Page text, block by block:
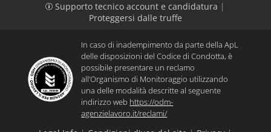
p Supporto tecnico account e candidatura |
Proteggersi dalle truffe
In caso di inadempimento da parte della ApL
delle disposizioni del Codice di Condotta, è
possibile presentare un reclamo
all’Organismo di Monitoraggio utilizzando
una delle modalità descritte al seguente
indirizzo web https://odm-
agenzielavoro.it/reclami/